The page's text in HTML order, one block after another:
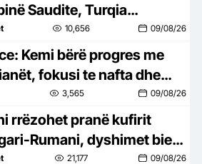
Saudite, Turqia
ta zgjerojë dhe me
të tjera
10,656 09/08/26
Kemi bërë progres me
fokusi te nafta dhe
3,565 09/08/26
rrëzohet pranë kufirit
Rumani, dyshimet bien
Kievi: Incident i
21,177 09/08/26